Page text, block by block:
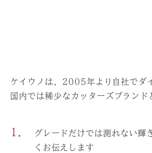
ケイウノは、2005年より自社でダ
国内では稀少なカッターズブラン
1.
グレードだけでは測れない輝
くお伝えします